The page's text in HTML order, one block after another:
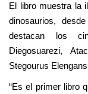
El libro muestra la
dinosaurios,
destacan los
Diegosuarezi,
Stegourus
“Es el primer libro